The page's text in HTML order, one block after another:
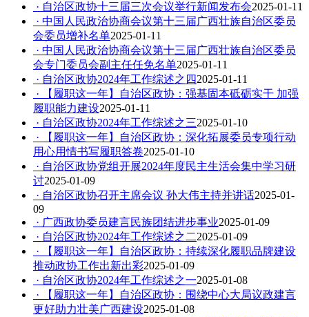
· 自治区政协十三届三次会议举行新闻发布会2025-01-11
· 中国人民政治协商会议第十三届广西壮族自治区委员
会委员增补名单2025-01-11
· 中国人民政治协商会议第十三届广西壮族自治区委员
会专门委员会副主任任免名单2025-01-11
· 自治区政协2024年工作综述之四2025-01-11
· 【履职这一年】自治区政协：强基固本砥砺实干 加强
履职能力建设2025-01-11
· 自治区政协2024年工作综述之三2025-01-10
· 【履职这一年】自治区政协：深化拓展委员专项行动
用心用情书写履职答卷2025-01-10
· 自治区政协党组开展2024年度民主生活会集中学习研
讨2025-01-09
· 自治区政协召开主席会议 孙大伟主持并讲话2025-01-
09
· 广西政协委员建言民族团结进步事业2025-01-09
· 自治区政协2024年工作综述之二2025-01-09
· 【履职这一年】自治区政协：持续深化履职品牌建设
推动政协工作出新出彩2025-01-09
· 自治区政协2024年工作综述之一2025-01-08
· 【履职这一年】自治区政协：围绕中心大局议政建言
更好助力壮美广西建设2025-01-08